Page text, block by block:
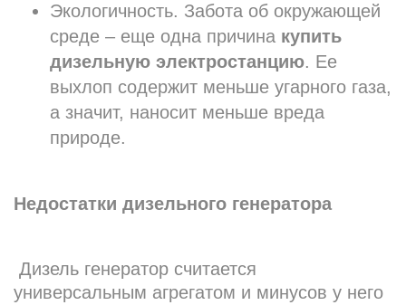
Экологичность. Забота об окружающей
среде – еще одна причина купить
дизельную электростанцию. Ее
выхлоп содержит меньше угарного газа,
а значит, наносит меньше вреда
природе.
Недостатки дизельного генератора
Дизель генератор считается
универсальным агрегатом и минусов у него